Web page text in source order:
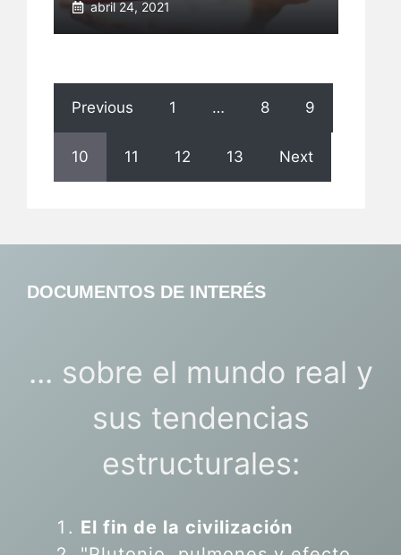
abril 24, 2021
Previous 1 … 8 9
10 11 12 13 Next
DOCUMENTOS DE INTERÉS
... sobre el mundo real y
sus tendencias
estructurales:
El fin de la civilización